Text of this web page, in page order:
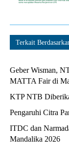
Terkait
Geber Wisman,
MATTA Fair di
KTP NTB
Pengaruhi Citra
ITDC dan
Mandalika 2026